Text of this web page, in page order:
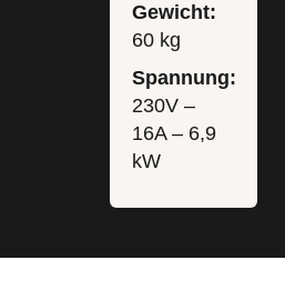
Gewicht:
60 kg
Spannung:
230V –
16A – 6,9
kW